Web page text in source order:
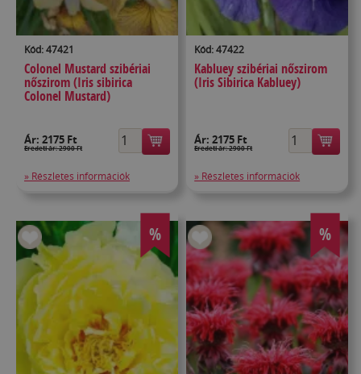
Kód: 47421
Colonel Mustard szibériai
nőszirom (Iris sibirica
Colonel Mustard)
Ár: 2175 Ft
Eredeti ár: 2900 Ft
» Részletes információk
Kód: 47422
Kabluey szibériai nőszirom
(Iris Sibirica Kabluey)
Ár:2175 Ft
Eredeti ár: 2900 Ft
» Részletes információk
% %